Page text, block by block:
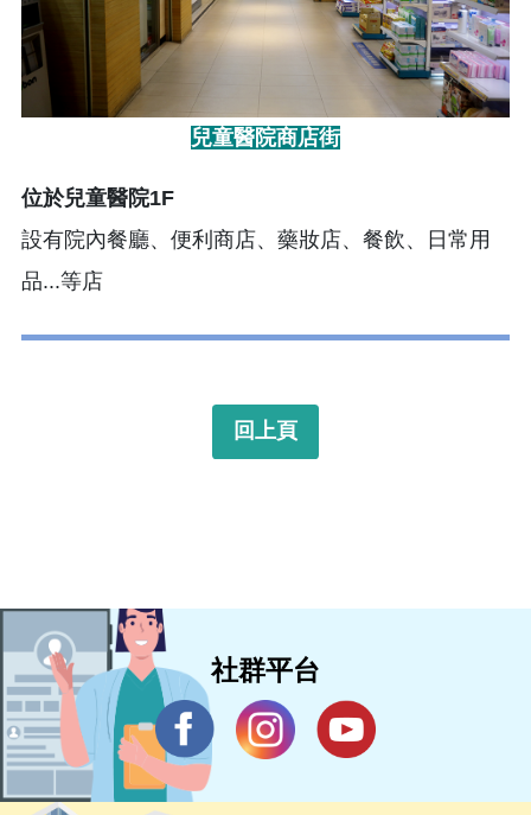
兒童醫院商店街
位於兒童醫院1F
設有院內餐廳、便利商店、藥妝店、餐飲、日常用
品...等店
回上頁
社群平台